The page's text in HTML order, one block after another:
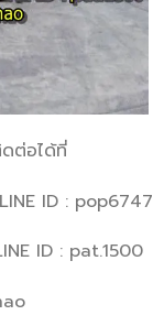
ดต่อได้ที่
ID : pop6747
ID : pat.1500